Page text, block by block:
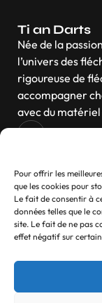
Pour offrir les
que les cookies pour
Le fait de consentir à
données telles que le
site. Le fait de ne pas
effet négatif sur
Ti an Darts
Née de la
l’univers des
rigoureuse de
accompagner
avec du
Navigation